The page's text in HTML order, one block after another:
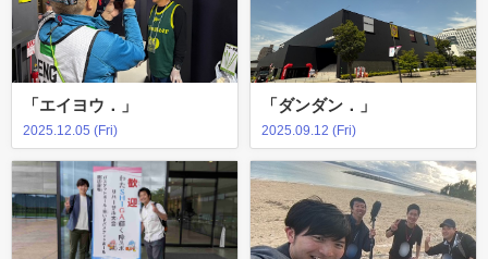
「エイヨウ．」
2025.12.05 (Fri)
「ダンダン．」
2025.09.12 (Fri)